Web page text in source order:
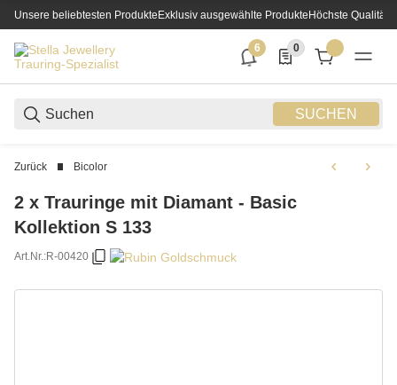
Unsere beliebtesten ProdukteExklusiv ausgewählte ProdukteHöchste Qualität
SUCHEN
6
6 neue Notifizierungen
0
0 Produkte in der
Zurück Bicolor
2 x Trauringe mit Diamant - Basic
Kollektion S 133
Art.Nr.:R-00420